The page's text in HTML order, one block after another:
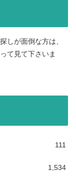
しが面倒な方は、
て見て下さいま
111
1,534